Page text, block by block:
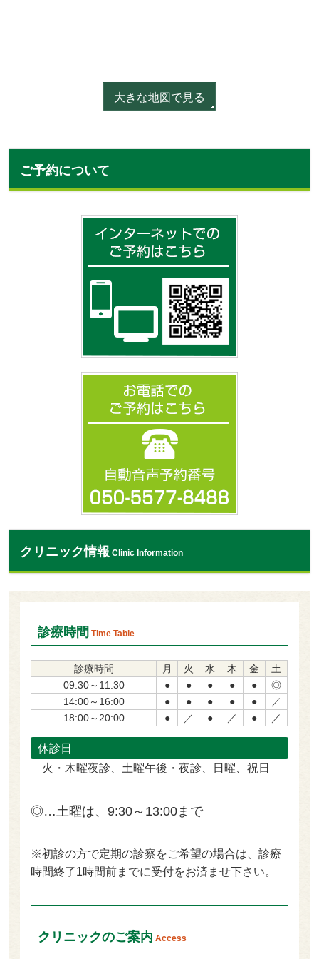
大きな地図で見る
ご予約について
クリニック情報 Clinic Information
診療時間 Time Table
診療時間 月 火 水 木 金
土
09:30～11:30
● ● ● ● ●
◎
14:00～16:00
● ● ● ● ●
／
18:00～20:00
● ／ ● ／ ● ／
休診日
火・木曜夜診、土曜午後・夜診、日曜、祝日
◎…土曜は、9:30～13:00まで
※初診の方で定期の診察をご希望の場合は、診療
時間終了1時間前までに受付をお済ませ下さい。
クリニックのご案内 Access